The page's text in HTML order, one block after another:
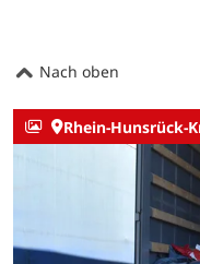
Nach oben
Rhein-Hunsrück-